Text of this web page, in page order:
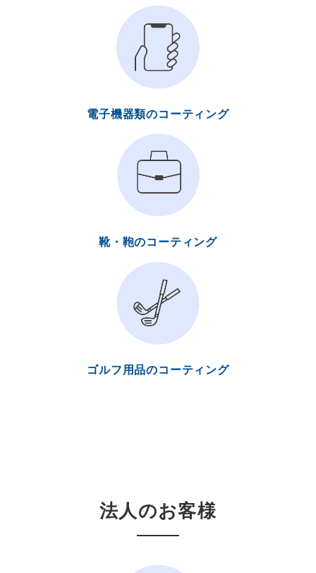
電子機器類のコーティング
靴・鞄のコーティング
ゴルフ用品のコーティング
法人のお客様